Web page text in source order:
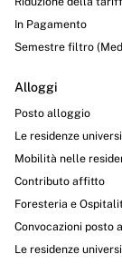
Altri
Attuazione
In Pagamento
Semestre filtro
Alloggi
Posto alloggio
Le residenze
Mobilità nelle
Contributo affitto
Foresteria e
Convocazioni posto
Le residenze